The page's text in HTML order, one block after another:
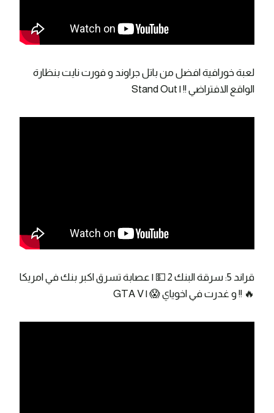
لعبة خورافية افضل من باتل جراوند و فورت نايت بنظارة
الواقع الافتراضي !! | Stand Out
قراند 5: سرقة البنك 2 💵 | عصابة تسرق اكبر بنك في امريكا
🔥 !! و غدرت في اخوياي 😱 | GTA V